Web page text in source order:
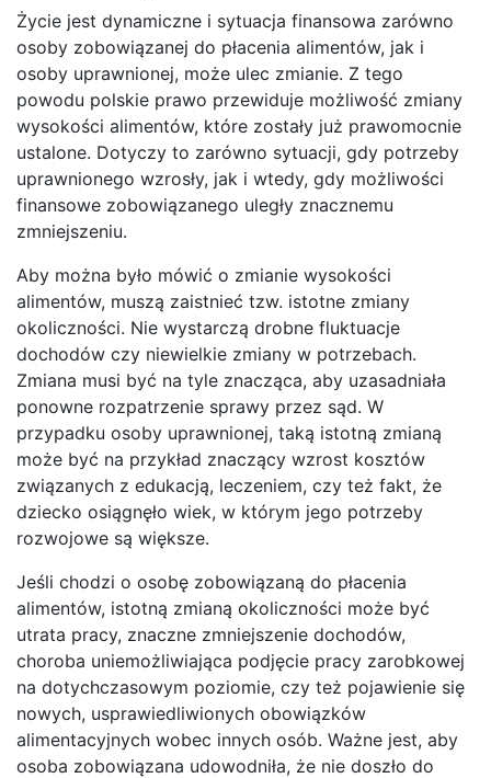
Życie jest dynamiczne i sytuacja finansowa zarówno
osoby zobowiązanej do płacenia alimentów, jak i
osoby uprawnionej, może ulec zmianie. Z tego
powodu polskie prawo przewiduje możliwość zmiany
wysokości alimentów, które zostały już prawomocnie
ustalone. Dotyczy to zarówno sytuacji, gdy potrzeby
uprawnionego wzrosły, jak i wtedy, gdy możliwości
finansowe zobowiązanego uległy znacznemu
zmniejszeniu.
Aby można było mówić o zmianie wysokości
alimentów, muszą zaistnieć tzw. istotne zmiany
okoliczności. Nie wystarczą drobne fluktuacje
dochodów czy niewielkie zmiany w potrzebach.
Zmiana musi być na tyle znacząca, aby uzasadniała
ponowne rozpatrzenie sprawy przez sąd. W
przypadku osoby uprawnionej, taką istotną zmianą
może być na przykład znaczący wzrost kosztów
związanych z edukacją, leczeniem, czy też fakt, że
dziecko osiągnęło wiek, w którym jego potrzeby
rozwojowe są większe.
Jeśli chodzi o osobę zobowiązaną do płacenia
alimentów, istotną zmianą okoliczności może być
utrata pracy, znaczne zmniejszenie dochodów,
choroba uniemożliwiająca podjęcie pracy zarobkowej
na dotychczasowym poziomie, czy też pojawienie się
nowych, usprawiedliwionych obowiązków
alimentacyjnych wobec innych osób. Ważne jest, aby
osoba zobowiązana udowodniła, że nie doszło do